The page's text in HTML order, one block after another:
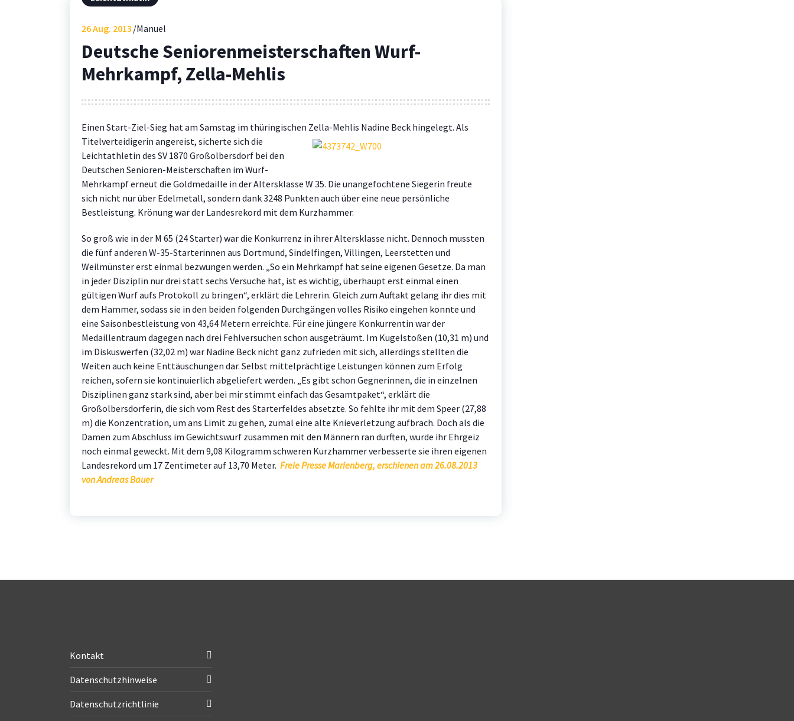
26Aug. 2013 Manuel
Deutsche Seniorenmeisterschaften Wurf-
Mehrkampf, Zella-Mehlis
Einen Start-Ziel-Sieg hat am Samstag im thüringischen Zella-Mehlis Nadine Beck hingelegt. Als
Titelverteidigerin angereist, sicherte sich die
Leichtathletin des SV 1870 Großolbersdorf bei den
Deutschen Senioren-Meisterschaften im Wurf-
Mehrkampf erneut die Goldmedaille in der Altersklasse W 35. Die unangefochtene Siegerin freute
sich nicht nur über Edelmetall, sondern dank 3248 Punkten auch über eine neue persönliche
Bestleistung. Krönung war der Landesrekord mit dem Kurzhammer.
So groß wie in der M 65 (24 Starter) war die Konkurrenz in ihrer Altersklasse nicht. Dennoch mussten
die fünf anderen W-35-Starterinnen aus Dortmund, Sindelfingen, Villingen, Leerstetten und
Weilmünster erst einmal bezwungen werden. „So ein Mehrkampf hat seine eigenen Gesetze. Da man
in jeder Disziplin nur drei statt sechs Versuche hat, ist es wichtig, überhaupt erst einmal einen
gültigen Wurf aufs Protokoll zu bringen“, erklärt die Lehrerin. Gleich zum Auftakt gelang ihr dies mit
dem Hammer, sodass sie in den beiden folgenden Durchgängen volles Risiko eingehen konnte und
eine Saisonbestleistung von 43,64 Metern erreichte. Für eine jüngere Konkurrentin war der
Medaillentraum dagegen nach drei Fehlversuchen schon ausgeträumt. Im Kugelstoßen (10,31 m) und
im Diskuswerfen (32,02 m) war Nadine Beck nicht ganz zufrieden mit sich, allerdings stellten die
Weiten auch keine Enttäuschungen dar. Selbst mittelprächtige Leistungen können zum Erfolg
reichen, sofern sie kontinuierlich abgeliefert werden. „Es gibt schon Gegnerinnen, die in einzelnen
Disziplinen ganz stark sind, aber bei mir stimmt einfach das Gesamtpaket“, erklärt die
Großolbersdorferin, die sich vom Rest des Starterfeldes absetzte. So fehlte ihr mit dem Speer (27,88
m) die Konzentration, um ans Limit zu gehen, zumal eine alte Knieverletzung aufbrach. Doch als die
Damen zum Abschluss im Gewichtswurf zusammen mit den Männern ran durften, wurde ihr Ehrgeiz
noch einmal geweckt. Mit dem 9,08 Kilogramm schweren Kurzhammer verbesserte sie ihren eigenen
Landesrekord um 17 Zentimeter auf 13,70 Meter. Freie Presse Marienberg, erschienen am 26.08.2013
von Andreas Bauer
Kontakt
Datenschutzhinweise
Datenschutzrichtlinie